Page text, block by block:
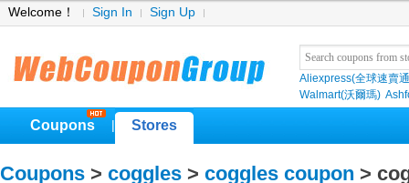
Welcome！ Sign In Sign Up
Aliexpress(全球速賣
Walmart(沃爾瑪)
Coupons Stores
Coupons > coggles > coggles coupon >